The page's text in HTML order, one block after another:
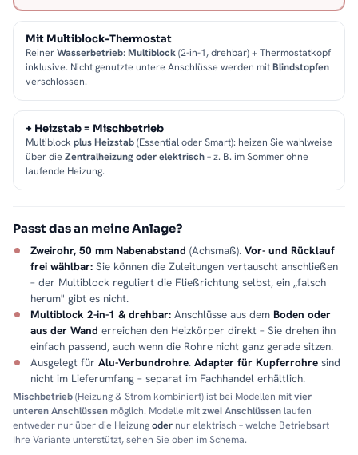
Mit Multiblock-Thermostat
ReinerWasserbetrieb: Multiblock(2-in-1, drehbar) + Thermostatkopf
inklusive. Nicht genutzte untere Anschlüsse werden mitBlindstopfen
verschlossen.
+ Heizstab = Mischbetrieb
Multiblock plus Heizstab(Essential oder Smart): heizen Sie wahlweise
über die Zentralheizung oder elektrisch– z. B. im Sommer ohne
laufende Heizung.
Passt das an meine Anlage?
Zweirohr, 50 mm Nabenabstand (Achsmaß). Vor- und Rücklauf
frei wählbar: Sie können die Zuleitungen vertauscht anschließen
– der Multiblock reguliert die Fließrichtung selbst, ein „falsch
herum" gibt es nicht.
Multiblock 2-in-1 & drehbar: Anschlüsse aus dem Boden oder
aus der Wand erreichen den Heizkörper direkt – Sie drehen ihn
einfach passend, auch wenn die Rohre nicht ganz gerade sitzen.
Ausgelegt für Alu-Verbundrohre. Adapter für Kupferrohre sind
nicht im Lieferumfang – separat im Fachhandel erhältlich.
Mischbetrieb(Heizung & Strom kombiniert) ist bei Modellen mitvier
unteren Anschlüssen möglich. Modelle mitzwei Anschlüssen laufen
entweder nur über die Heizungoder nur elektrisch – welche Betriebsart
Ihre Variante unterstützt, sehen Sie oben im Schema.